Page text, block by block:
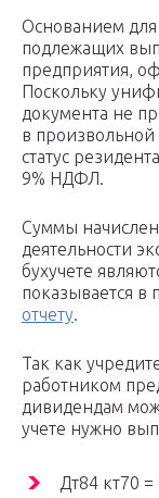
Основанием
подлежащих
предприятия,
Поскольку
документа не
в
статус
9% НДФЛ.
Суммы
деятельности
бухучете
показывается в
отчету.
Так как
работником
дивидендам
учете нужно
Дт84 кт70